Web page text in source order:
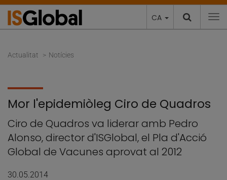
CA
Actualitat Notícies
Mor l'epidemiòleg Ciro de Quadros
Ciro de Quadros va liderar amb Pedro
Alonso, director d'ISGlobal, el Pla d'Acció
Global de Vacunes aprovat al 2012
30.05.2014